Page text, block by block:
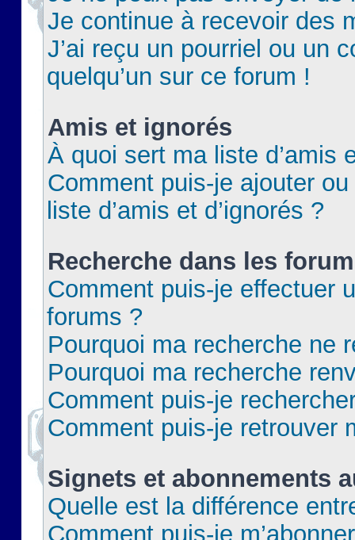
Je continue à recevoir des
J’ai reçu un pourriel ou un
quelqu’un sur ce forum !
Amis et ignorés
À quoi sert ma liste d’amis
Comment puis-je ajouter
liste d’amis et d’ignorés ?
Recherche dans les
Comment puis-je effectuer
forums ?
Pourquoi ma recherche ne
Pourquoi ma recherche
Comment puis-je
Comment puis-je retrouver
Signets et abonnements
Quelle est la différence
Comment puis-je